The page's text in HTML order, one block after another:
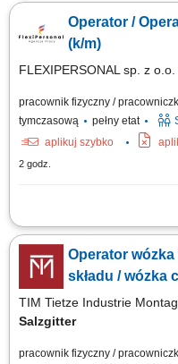
Kompletowanie i
Rozmieszczanie towarów oraz
Operator /
(k/m)
FLEXIPERSONAL sp. z o.o.
pracownik fizyczny /
tymczasową
pełny etat
aplikuj szybko
2 godz.
Opis stanowiska
w przestrzeni magazynu
przeładunkowych przy
weryfikacja i przygotowywanie
specyfikacją; Optymalne...
Operator
składu / wózka
TIM Tietze Industrie
Salzgitter
pracownik fizyczny /